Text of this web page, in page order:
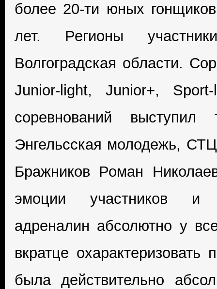
более 20-ти юных
лет. Регионы
Волгоградская области.
Junior-light, Junior+,
соревнований
Энгельсская молодежь,
Бражников Роман
эмоции участников и
адреналин абсолютно у
вкратце
была действительно